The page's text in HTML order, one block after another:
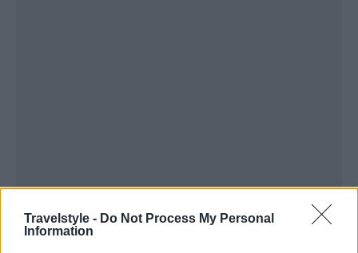
Travelstyle - Do Not Process My Personal
Information